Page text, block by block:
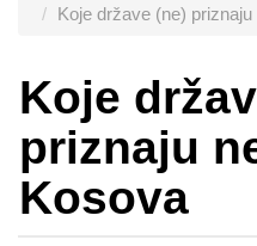
Koje države (ne)
Koje
priznaju
Kosova